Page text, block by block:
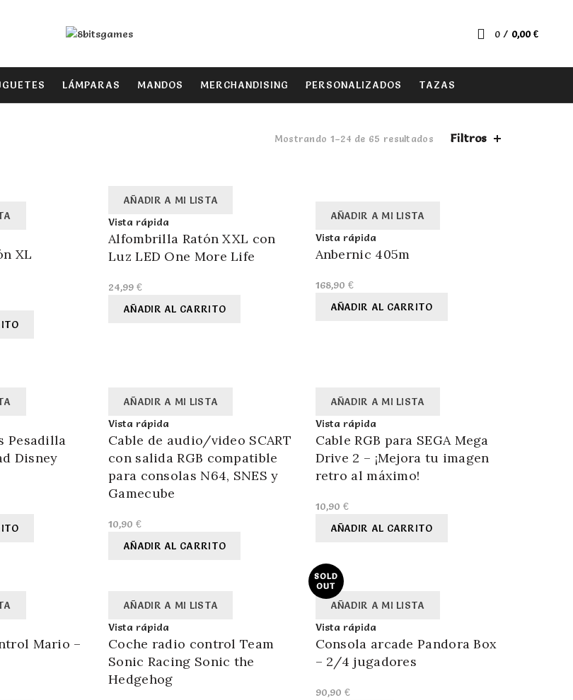
0 / 0,00€
LÁMPARAS MANDOS MERCHANDISING PERSONALIZADOS TAZAS
Mostrando 1–24 de 65 resultados Filtros
XL
AÑADIR A MI LISTA
Vista rápida
Alfombrilla Ratón XXL con
Luz LED One More Life
24,99 €
AÑADIR AL CARRITO
AÑADIR A MI LISTA
Vista rápida
Anbernic 405m
168,90 €
AÑADIR AL CARRITO
Pesadilla
Disney
AÑADIR A MI LISTA
Vista rápida
Cable de audio/video SCART
con salida RGB compatible
para consolas N64, SNES y
Gamecube
10,90 €
AÑADIR AL CARRITO
AÑADIR A MI LISTA
Vista rápida
Cable RGB para SEGA Mega
Drive 2 – ¡Mejora tu imagen
retro al máximo!
10,90 €
AÑADIR AL CARRITO
Mario –
AÑADIR A MI LISTA
Vista rápida
Coche radio control Team
Sonic Racing Sonic the
Hedgehog
SOLD
OUT
AÑADIR A MI LISTA
Vista rápida
Consola arcade Pandora Box
– 2/4 jugadores
90,90 €